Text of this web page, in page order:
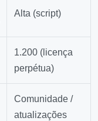
Alta (script)
1.200 (licença
perpétua)
Comunidade /
atualizações